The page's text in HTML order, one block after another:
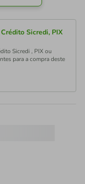
Sicredi, PIX
Sicredi , PIX ou
para a compra deste